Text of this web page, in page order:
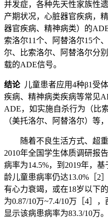
并发症，各种先天性家族性
产期状况，心脏器官疾病，
器官疾病、精神病类）的
索洛尔11个、阿替洛尔15个
尔、比索洛尔、阿替洛尔分
载的ADE信号。
结论儿童患者应用4种β1受
疾病、精神病类疾病等常见
ADE，如实施自杀行为（比
（美托洛尔、阿替洛尔）等
随着不良生活方式、超
2010年全国学生体质调研报
病率为14.5%，到2019年，
龄儿童患病率仍达13.0%［2
有心力衰竭，或在18岁以下
为0.87/10万~7.4/10万［4］
显示该病患病率为83.3/10万